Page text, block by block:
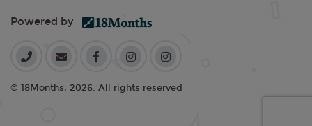
Powered by
© 18Months, 2026. All rights reserved